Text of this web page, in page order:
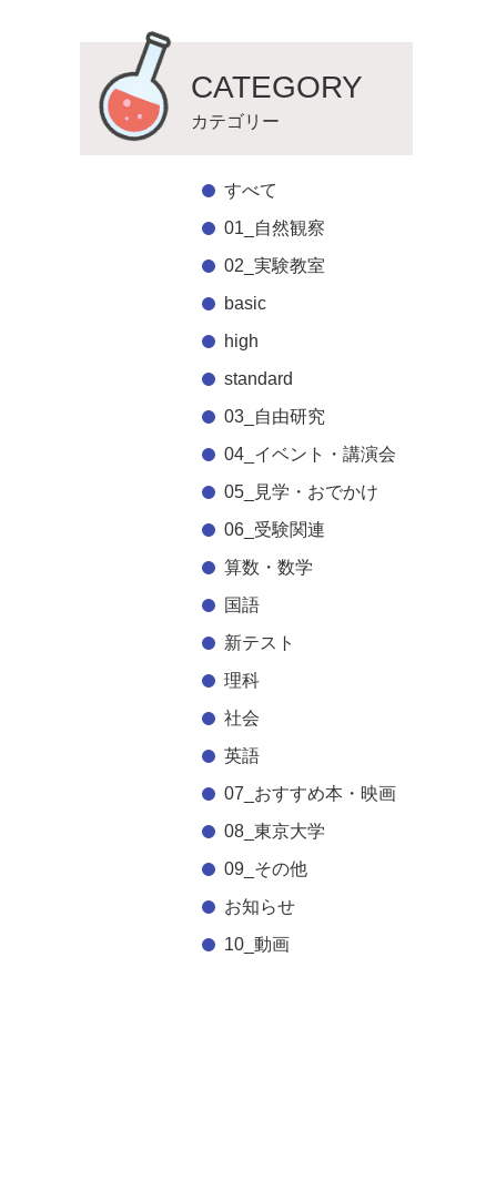
CATEGORY
カテゴリー
すべて
01_自然観察
02_実験教室
basic
high
standard
03_自由研究
04_イベント・講演会
05_見学・おでかけ
06_受験関連
算数・数学
国語
新テスト
理科
社会
英語
07_おすすめ本・映画
08_東京大学
09_その他
お知らせ
10_動画